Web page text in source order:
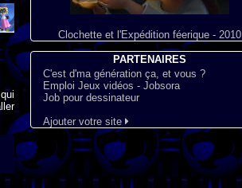
Clochette et l'Expédition féerique - 2010
PARTENAIRES
C'est d'ma génération ça, et vous ?
Emploi Jeux vidéos - Jobsora
Job pour dessinateur
Ajouter votre site